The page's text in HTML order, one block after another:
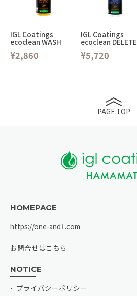
IGL Coatings
ecoclean WASH
¥2,860
IGL Coatings
ecoclean DELETE
¥5,720
PAGE TOP
HOMEPAGE
https://one-and1.com
お問合せはこちら
NOTICE
プライバシーポリシー